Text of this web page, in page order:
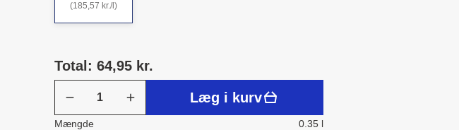
(185,57 kr./l)
Total: 64,95 kr.
Læg i kurv
Mængde
0.35 l